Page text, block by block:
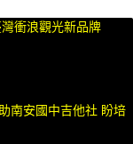
衝浪觀光新品牌
南安國中吉他社 盼培